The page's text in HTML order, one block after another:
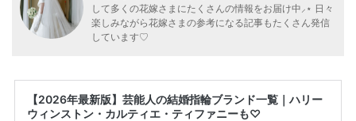
して多くの花嫁さまにたくさんの情報をお届け中⸝⋆ 日々
楽しみながら花嫁さまの参考になる記事もたくさん発信
しています♡
【2026年最新版】芸能人の結婚指輪ブランド一覧｜ハリー
ウィンストン・カルティエ・ティファニーも♡